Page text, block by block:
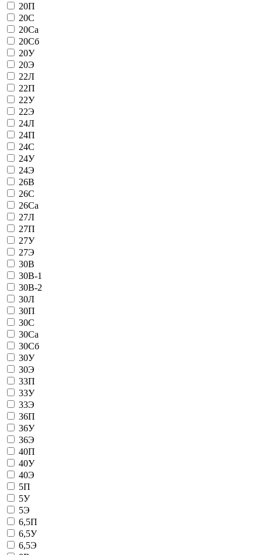
20П
20С
20Са
20Сб
20У
20Э
22Л
22П
22У
22Э
24Л
24П
24С
24У
24Э
26В
26С
26Са
27Л
27П
27У
27Э
30В
30В-1
30В-2
30Л
30П
30С
30Са
30Сб
30У
30Э
33П
33У
33Э
36П
36У
36Э
40П
40У
40Э
5П
5У
5Э
6,5П
6,5У
6,5Э